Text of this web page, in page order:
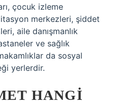
çocuk izleme
merkezleri, şiddet
aile danışmanlık
ve sağlık
da sosyal
yerlerdir.
HANGI